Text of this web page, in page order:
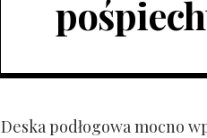
Deska podłogowa mocno